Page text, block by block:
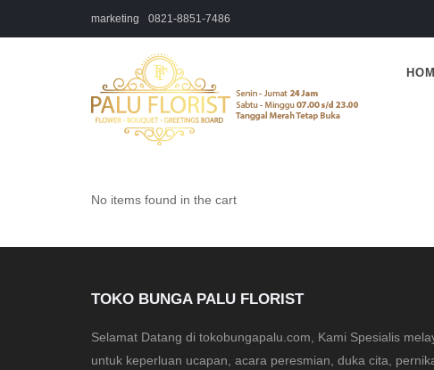
marketing 0821-8851-7486
No items found in the cart
TOKO BUNGA PALU FLORIST
Selamat Datang di tokobungapalu.com, Kami Spesialis
untuk keperluan ucapan, acara peresmian, duka cita,